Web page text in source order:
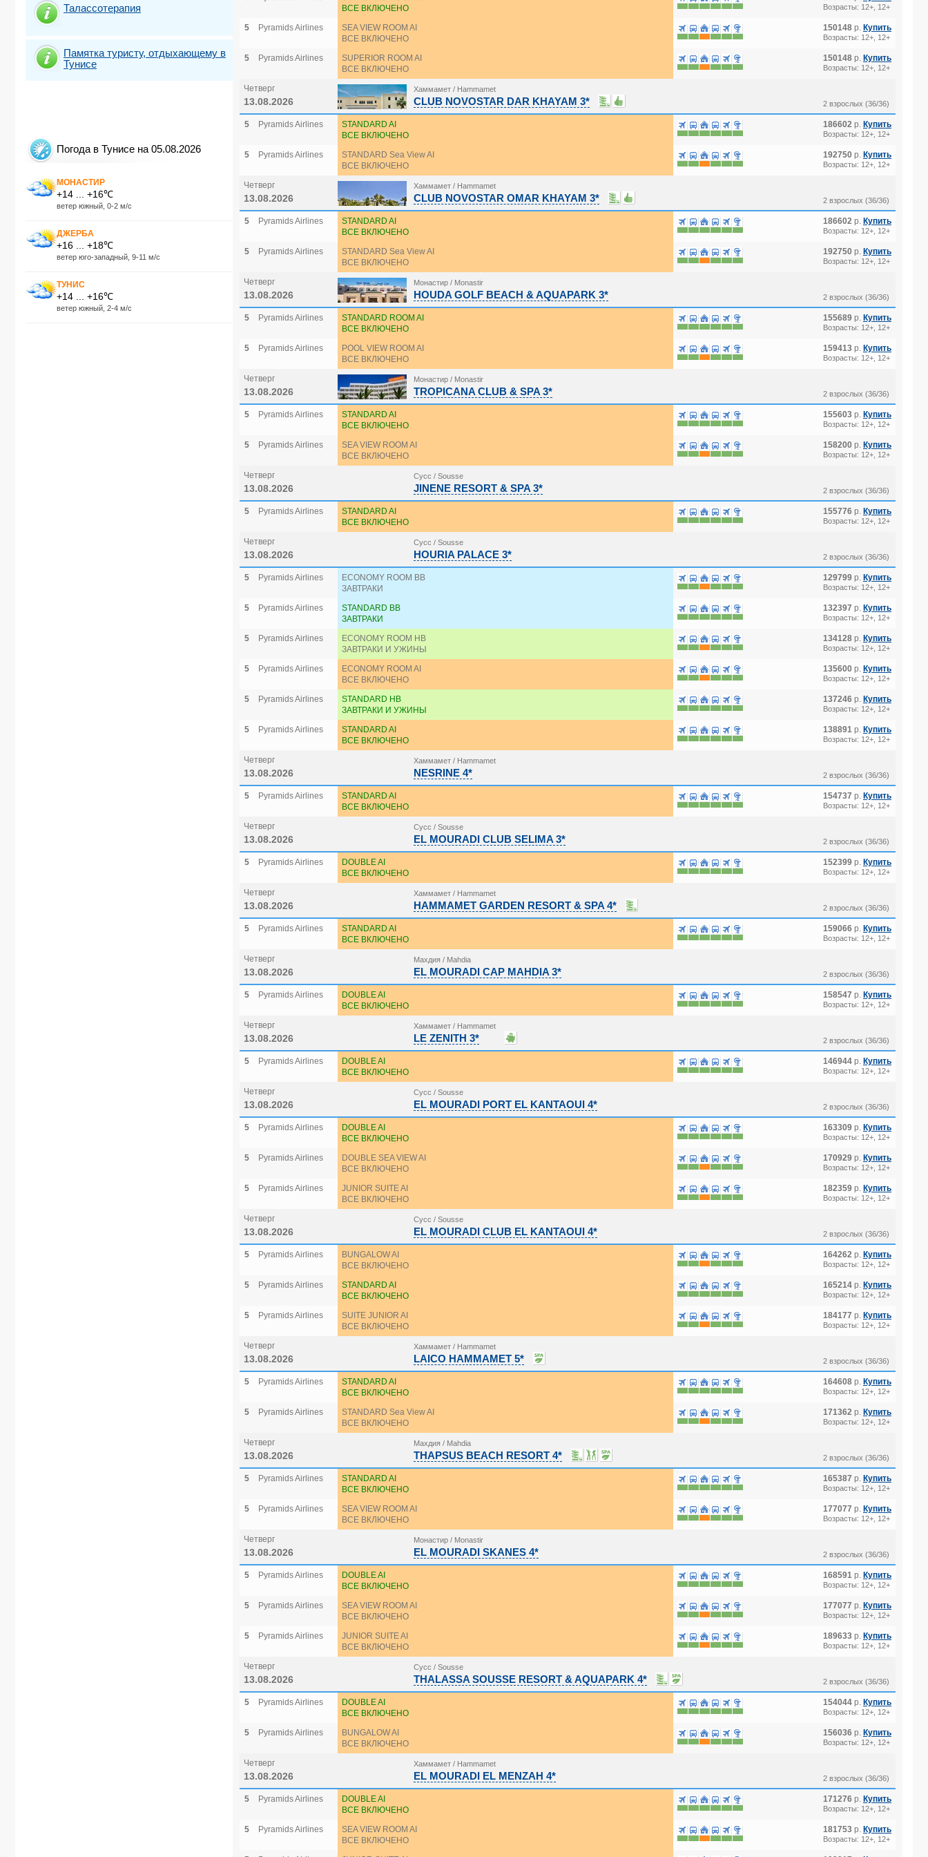
Талассотерапия
Памятка туристу, отдыхающему в
Тунисе
Погода в Тунисе на 05.08.2026
МОНАСТИР
+14 ... +16℃
ветер южный, 0-2 м/с
ДЖЕРБА
+16 ... +18℃
ветер юго-западный, 9-11 м/с
ТУНИС
+14 ... +16℃
ветер южный, 2-4 м/с
ВСЕ ВКЛЮЧЕНО
Возрасты: 12+, 12+
5 Pyramids Airlines
SEA VIEW ROOM AI
ВСЕ ВКЛЮЧЕНО
150148 р. Купить
Возрасты: 12+, 12+
5 Pyramids Airlines
SUPERIOR ROOM AI
ВСЕ ВКЛЮЧЕНО
150148 р. Купить
Возрасты: 12+, 12+
Четверг
13.08.2026
Хаммамет / Hammamet
CLUB NOVOSTAR DAR KHAYAM 3* 2 взрослых (36/36)
5 Pyramids Airlines
STANDARD AI
ВСЕ ВКЛЮЧЕНО
186602 р. Купить
Возрасты: 12+, 12+
5 Pyramids Airlines
STANDARD Sea View AI
ВСЕ ВКЛЮЧЕНО
192750 р. Купить
Возрасты: 12+, 12+
Четверг
13.08.2026
Хаммамет / Hammamet
CLUB NOVOSTAR OMAR KHAYAM 3* 2 взрослых (36/36)
5 Pyramids Airlines
STANDARD AI
ВСЕ ВКЛЮЧЕНО
186602 р. Купить
Возрасты: 12+, 12+
5 Pyramids Airlines
STANDARD Sea View AI
ВСЕ ВКЛЮЧЕНО
192750 р. Купить
Возрасты: 12+, 12+
Четверг
13.08.2026
Монастир / Monastir
HOUDA GOLF BEACH & AQUAPARK 3* 2 взрослых (36/36)
5 Pyramids Airlines
STANDARD ROOM AI
ВСЕ ВКЛЮЧЕНО
155689 р. Купить
Возрасты: 12+, 12+
5 Pyramids Airlines
POOL VIEW ROOM AI
ВСЕ ВКЛЮЧЕНО
159413 р. Купить
Возрасты: 12+, 12+
Четверг
13.08.2026
Монастир / Monastir
TROPICANA CLUB & SPA 3* 2 взрослых (36/36)
5 Pyramids Airlines
STANDARD AI
ВСЕ ВКЛЮЧЕНО
155603 р. Купить
Возрасты: 12+, 12+
5 Pyramids Airlines
SEA VIEW ROOM AI
ВСЕ ВКЛЮЧЕНО
158200 р. Купить
Возрасты: 12+, 12+
Четверг
13.08.2026
Сусс / Sousse
JINENE RESORT & SPA 3* 2 взрослых (36/36)
5 Pyramids Airlines
STANDARD AI
ВСЕ ВКЛЮЧЕНО
155776 р. Купить
Возрасты: 12+, 12+
Четверг
13.08.2026
Сусс / Sousse
HOURIA PALACE 3* 2 взрослых (36/36)
5 Pyramids Airlines
ECONOMY ROOM BB
ЗАВТРАКИ
129799 р. Купить
Возрасты: 12+, 12+
5 Pyramids Airlines
STANDARD BB
ЗАВТРАКИ
132397 р. Купить
Возрасты: 12+, 12+
5 Pyramids Airlines
ECONOMY ROOM HB
ЗАВТРАКИ И УЖИНЫ
134128 р. Купить
Возрасты: 12+, 12+
5 Pyramids Airlines
ECONOMY ROOM AI
ВСЕ ВКЛЮЧЕНО
135600 р. Купить
Возрасты: 12+, 12+
5 Pyramids Airlines
STANDARD HB
ЗАВТРАКИ И УЖИНЫ
137246 р. Купить
Возрасты: 12+, 12+
5 Pyramids Airlines
STANDARD AI
ВСЕ ВКЛЮЧЕНО
138891 р. Купить
Возрасты: 12+, 12+
Четверг
13.08.2026
Хаммамет / Hammamet
NESRINE 4* 2 взрослых (36/36)
5 Pyramids Airlines
STANDARD AI
ВСЕ ВКЛЮЧЕНО
154737 р. Купить
Возрасты: 12+, 12+
Четверг
13.08.2026
Сусс / Sousse
EL MOURADI CLUB SELIMA 3* 2 взрослых (36/36)
5 Pyramids Airlines
DOUBLE AI
ВСЕ ВКЛЮЧЕНО
152399 р. Купить
Возрасты: 12+, 12+
Четверг
13.08.2026
Хаммамет / Hammamet
HAMMAMET GARDEN RESORT & SPA 4* 2 взрослых (36/36)
5 Pyramids Airlines
STANDARD AI
ВСЕ ВКЛЮЧЕНО
159066 р. Купить
Возрасты: 12+, 12+
Четверг
13.08.2026
Махдия / Mahdia
EL MOURADI CAP MAHDIA 3* 2 взрослых (36/36)
5 Pyramids Airlines
DOUBLE AI
ВСЕ ВКЛЮЧЕНО
158547 р. Купить
Возрасты: 12+, 12+
Четверг
13.08.2026
Хаммамет / Hammamet
LE ZENITH 3* 2 взрослых (36/36)
5 Pyramids Airlines
DOUBLE AI
ВСЕ ВКЛЮЧЕНО
146944 р. Купить
Возрасты: 12+, 12+
Четверг
13.08.2026
Сусс / Sousse
EL MOURADI PORT EL KANTAOUI 4* 2 взрослых (36/36)
5 Pyramids Airlines
DOUBLE AI
ВСЕ ВКЛЮЧЕНО
163309 р. Купить
Возрасты: 12+, 12+
5 Pyramids Airlines
DOUBLE SEA VIEW AI
ВСЕ ВКЛЮЧЕНО
170929 р. Купить
Возрасты: 12+, 12+
5 Pyramids Airlines
JUNIOR SUITE AI
ВСЕ ВКЛЮЧЕНО
182359 р. Купить
Возрасты: 12+, 12+
Четверг
13.08.2026
Сусс / Sousse
EL MOURADI CLUB EL KANTAOUI 4* 2 взрослых (36/36)
5 Pyramids Airlines
BUNGALOW AI
ВСЕ ВКЛЮЧЕНО
164262 р. Купить
Возрасты: 12+, 12+
5 Pyramids Airlines
STANDARD AI
ВСЕ ВКЛЮЧЕНО
165214 р. Купить
Возрасты: 12+, 12+
5 Pyramids Airlines
SUITE JUNIOR AI
ВСЕ ВКЛЮЧЕНО
184177 р. Купить
Возрасты: 12+, 12+
Четверг
13.08.2026
Хаммамет / Hammamet
LAICO HAMMAMET 5* 2 взрослых (36/36)
5 Pyramids Airlines
STANDARD AI
ВСЕ ВКЛЮЧЕНО
164608 р. Купить
Возрасты: 12+, 12+
5 Pyramids Airlines
STANDARD Sea View AI
ВСЕ ВКЛЮЧЕНО
171362 р. Купить
Возрасты: 12+, 12+
Четверг
13.08.2026
Махдия / Mahdia
THAPSUS BEACH RESORT 4* 2 взрослых (36/36)
5 Pyramids Airlines
STANDARD AI
ВСЕ ВКЛЮЧЕНО
165387 р. Купить
Возрасты: 12+, 12+
5 Pyramids Airlines
SEA VIEW ROOM AI
ВСЕ ВКЛЮЧЕНО
177077 р. Купить
Возрасты: 12+, 12+
Четверг
13.08.2026
Монастир / Monastir
EL MOURADI SKANES 4* 2 взрослых (36/36)
5 Pyramids Airlines
DOUBLE AI
ВСЕ ВКЛЮЧЕНО
168591 р. Купить
Возрасты: 12+, 12+
5 Pyramids Airlines
SEA VIEW ROOM AI
ВСЕ ВКЛЮЧЕНО
177077 р. Купить
Возрасты: 12+, 12+
5 Pyramids Airlines
JUNIOR SUITE AI
ВСЕ ВКЛЮЧЕНО
189633 р. Купить
Возрасты: 12+, 12+
Четверг
13.08.2026
Сусс / Sousse
THALASSA SOUSSE RESORT & AQUAPARK 4* 2 взрослых (36/36)
5 Pyramids Airlines
DOUBLE AI
ВСЕ ВКЛЮЧЕНО
154044 р. Купить
Возрасты: 12+, 12+
5 Pyramids Airlines
BUNGALOW AI
ВСЕ ВКЛЮЧЕНО
156036 р. Купить
Возрасты: 12+, 12+
Четверг
13.08.2026
Хаммамет / Hammamet
EL MOURADI EL MENZAH 4* 2 взрослых (36/36)
5 Pyramids Airlines
DOUBLE AI
ВСЕ ВКЛЮЧЕНО
171276 р. Купить
Возрасты: 12+, 12+
5 Pyramids Airlines
SEA VIEW ROOM AI
ВСЕ ВКЛЮЧЕНО
181753 р. Купить
Возрасты: 12+, 12+